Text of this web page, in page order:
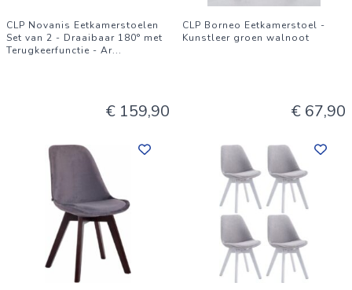
CLP Novanis Eetkamerstoelen
Set van 2 - Draaibaar 180° met
Terugkeerfunctie - Ar...
€ 159,90
CLP Borneo Eetkamerstoel -
Kunstleer groen walnoot
€ 67,90